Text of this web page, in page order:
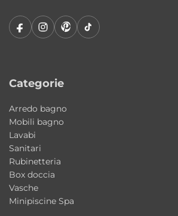
Fissaggi inclusi
Collezione: Wynn
Materiale: ceramica
Installazione: appoggio o
Finitura interna: Bianco Lucido
Finitura esterna: Grafika 1
Profondità vasca interna: circa
Utilizzo: bagno e lavanderia
Categorie
Arredo bagno
Mobili bagno
Lavabi
Sanitari
Rubinetteria
Box doccia
Vasche
Minipiscine Spa